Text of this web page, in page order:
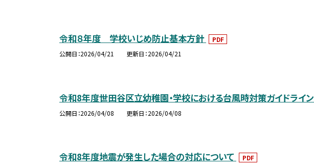
令和８年度 学校いじめ防止基本方針
PDF
公開日 2026/04/21 更新日 2026/04/21
令和8年度世田谷区立幼稚園・学校における台風時対策ガイドライン
公開日 2026/04/08 更新日 2026/04/08
令和8年度地震が発生した場合の対応について
PDF